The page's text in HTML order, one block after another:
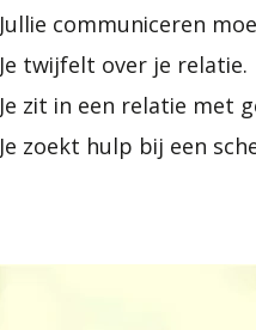
Jullie communiceren
Je twijfelt over je relatie.
Je zit in een relatie met
Je zoekt hulp bij een